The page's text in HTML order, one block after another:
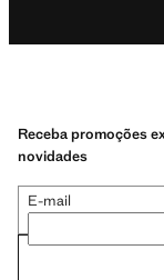
Receba promoções
novidades
E-mail